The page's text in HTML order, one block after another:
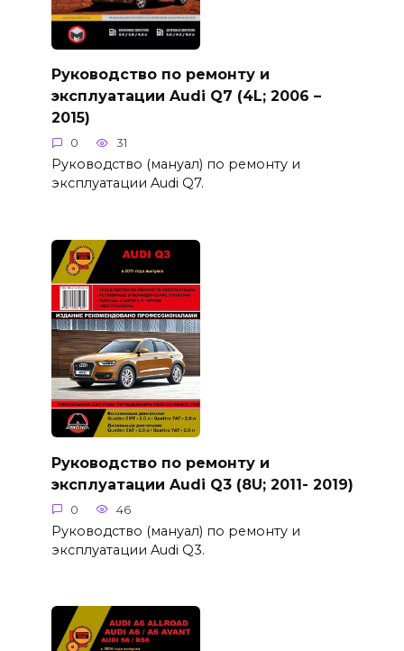
Руководство по ремонту и
эксплуатации Audi Q7 (4L; 2006 –
2015)
0 31
Руководство (мануал) по ремонту и
эксплуатации Audi Q7.
Руководство по ремонту и
эксплуатации Audi Q3 (8U; 2011- 2019)
0 46
Руководство (мануал) по ремонту и
эксплуатации Audi Q3.